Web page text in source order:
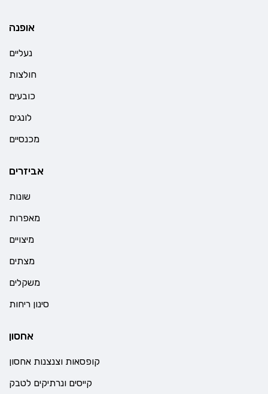
אופנה
נעליים
חולצות
כובעים
לונגים
מכנסיים
אביזרים
שונות
מאפרות
מיצויים
מצתים
משקלים
סינון ריחות
אחסון
קופסאות וצנצנות אחסון
קייסים ונרתיקים לטבק